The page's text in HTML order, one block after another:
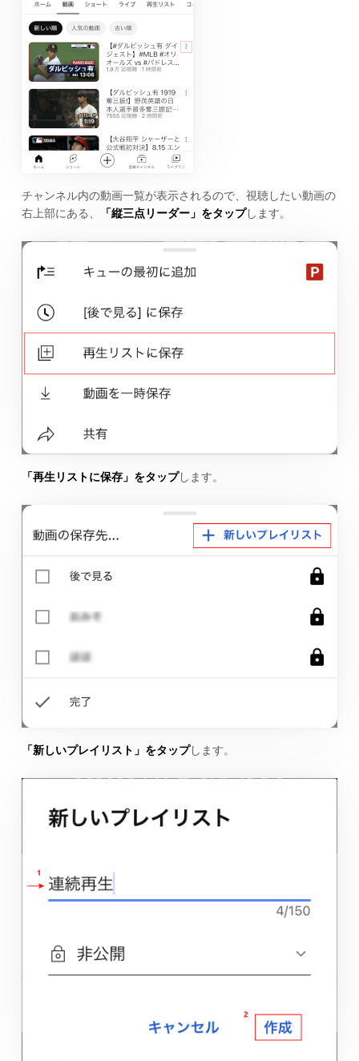
チャンネル内の動画一覧が表示されるので、視聴したい動画の
右上部にある、
「縦三点リーダー」をタップします。
「再生リストに保存」をタップします。
「新しいプレイリスト」をタップします。